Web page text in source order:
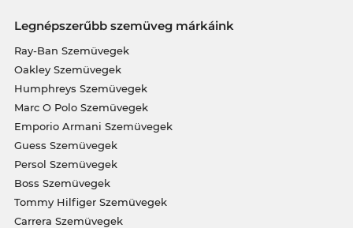
Legnépszerűbb szemüveg márkáink
Ray-Ban Szemüvegek
Oakley Szemüvegek
Humphreys Szemüvegek
Marc O Polo Szemüvegek
Emporio Armani Szemüvegek
Guess Szemüvegek
Persol Szemüvegek
Boss Szemüvegek
Tommy Hilfiger Szemüvegek
Carrera Szemüvegek